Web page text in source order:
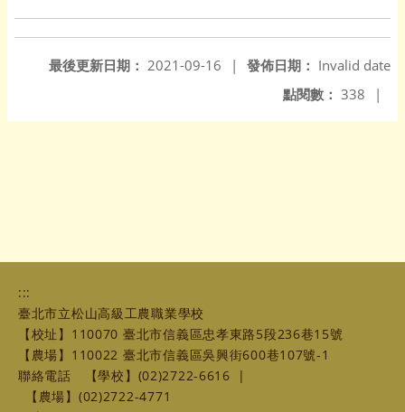
發佈日期： Invalid date
最後更新日期： 2021-09-16
|
點閱數： 338 |
:::
臺北市立松山高級工農職業學校
【校址】110070 臺北市信義區忠孝東路5段236巷15號
【農場】110022 臺北市信義區吳興街600巷107號-1
聯絡電話
【學校】(02)2722-6616
|
【農場】(02)2722-4771